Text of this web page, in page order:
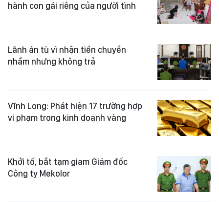
hành con gái riêng của người tình
Lãnh án tù vì nhận tiền chuyển
nhầm nhưng không trả
Vĩnh Long: Phát hiện 17 trường hợp
vi phạm trong kinh doanh vàng
Khởi tố, bắt tạm giam Giám đốc
Công ty Mekolor